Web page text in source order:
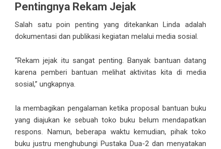
Pentingnya Rekam Jejak
Salah satu poin penting yang ditekankan Linda adalah
dokumentasi dan publikasi kegiatan melalui media sosial.
“Rekam jejak itu sangat penting. Banyak bantuan datang
karena pemberi bantuan melihat aktivitas kita di media
sosial,” ungkapnya.
Ia membagikan pengalaman ketika proposal bantuan buku
yang diajukan ke sebuah toko buku belum mendapatkan
respons. Namun, beberapa waktu kemudian, pihak toko
buku justru menghubungi Pustaka Dua-2 dan menyatakan